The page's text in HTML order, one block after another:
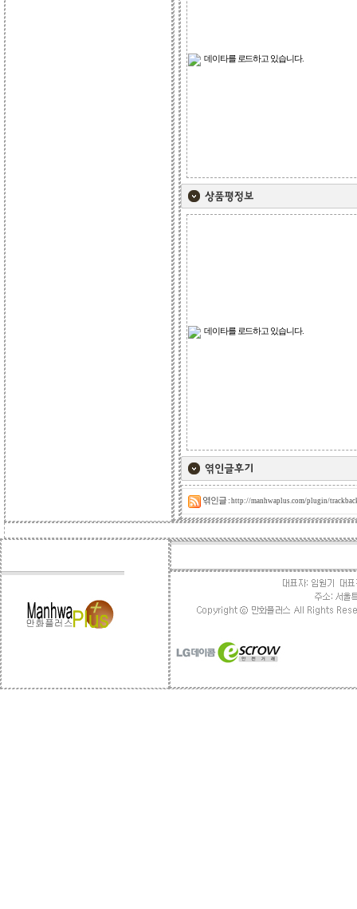
데이타를 로드하고 있습니다.
데이타를 로드하고 있습니다.
엮인글 : http://manhwaplus.com/plugin/